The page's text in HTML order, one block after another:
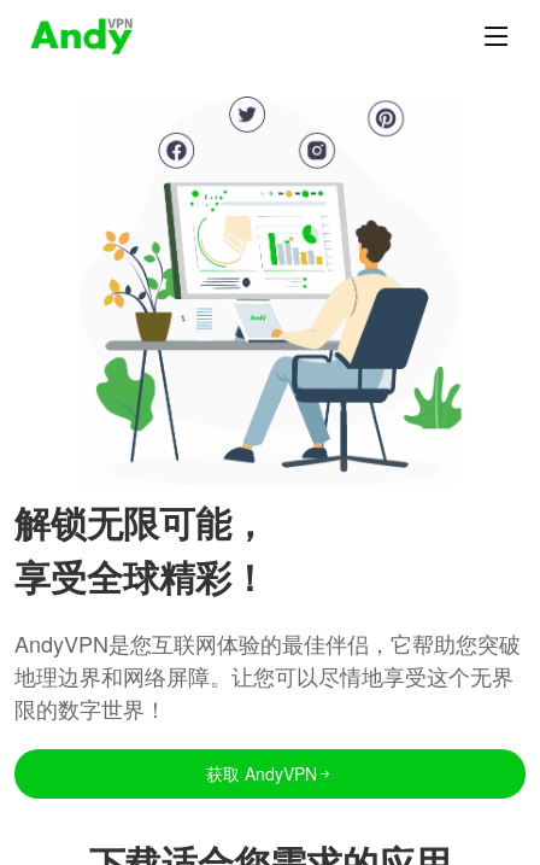
解锁无限可能，
享受全球精彩！
AndyVPN是您互联网体验的最佳伴侣，它帮助您突破
地理边界和网络屏障。让您可以尽情地享受这个无界
限的数字世界！
获取 AndyVPN